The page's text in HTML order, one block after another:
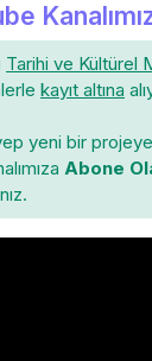
Tarihi ve Kültürel
kayıt altına
yeni bir
Abone